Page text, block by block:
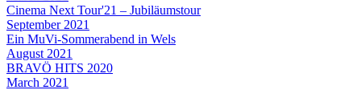
Cinema Next Tour'21 – Jubiläumstour
September 2021
Ein MuVi-Sommerabend in Wels
August 2021
BRAVÖ HITS 2020
March 2021